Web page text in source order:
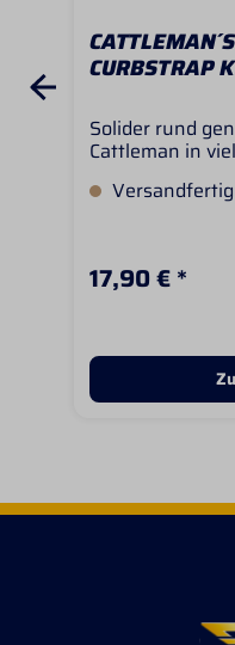
CURBSTRAP
Solider rund
Cattleman in
von ca 23cm
17,90 € *